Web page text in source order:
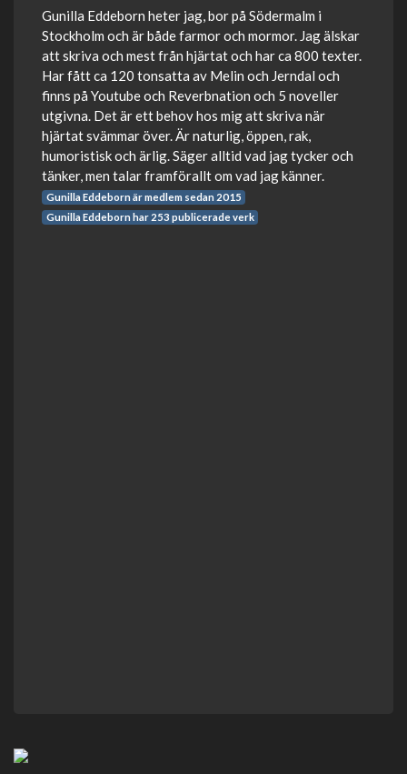
Gunilla Eddeborn heter jag, bor på Södermalm i
Stockholm och är både farmor och mormor. Jag älskar
att skriva och mest från hjärtat och har ca 800 texter.
Har fått ca 120 tonsatta av Melin och Jerndal och
finns på Youtube och Reverbnation och 5 noveller
utgivna. Det är ett behov hos mig att skriva när
hjärtat svämmar över. Är naturlig, öppen, rak,
humoristisk och ärlig. Säger alltid vad jag tycker och
tänker, men talar framförallt om vad jag känner.
Gunilla Eddeborn är medlem sedan 2015
Gunilla Eddeborn har 253 publicerade verk